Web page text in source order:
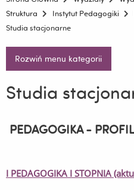
Struktura
Instytut Pedagogiki
Studia stacjonarne
Rozwiń menu kategorii
Studia
PEDAGOGIKA -
I PEDAGOGIKA I STOPNIA